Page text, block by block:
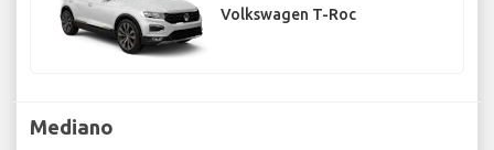
Volkswagen T-Roc
Mediano